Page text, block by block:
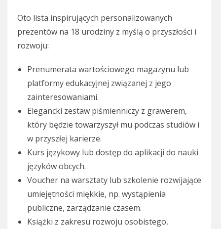
Oto lista inspirujących personalizowanych
prezentów na 18 urodziny z myślą o przyszłości i
rozwoju:
Prenumerata wartościowego magazynu lub
platformy edukacyjnej związanej z jego
zainteresowaniami.
Elegancki zestaw piśmienniczy z grawerem,
który będzie towarzyszył mu podczas studiów i
w przyszłej karierze.
Kurs językowy lub dostęp do aplikacji do nauki
języków obcych.
Voucher na warsztaty lub szkolenie rozwijające
umiejętności miękkie, np. wystąpienia
publiczne, zarządzanie czasem.
Książki z zakresu rozwoju osobistego,